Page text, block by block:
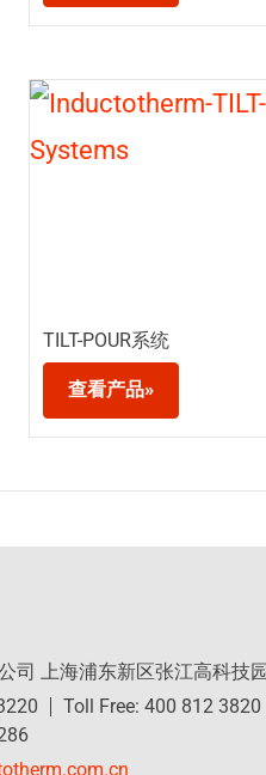
TILT-POUR系统
查看产品»
司 上海浦东新区张江高科技
Toll Free: 400 812 3820